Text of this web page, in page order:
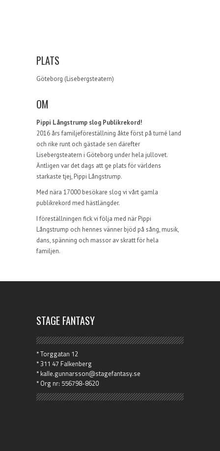
PLATS
Göteborg (Lisebergsteatern)
OM
Pippi Långstrump slog Publikrekord!
2016 års familjeföreställning åkte först på turné land
och rike runt och gästade sen därefter
Lisebergsteatern i Göteborg under hela jullovet.
Äntligen var det dags att ge plats för världens
starkaste tjej, Pippi Långstrump.
Med nära 17000 besökare slog vi vårt gamla
publikrekord med hästlängder.
I föreställningen fick vi följa med när Pippi
Långstrump och hennes vänner bjöd på sång, musik,
dans, spänning och massor av skratt för hela
familjen.
STAGE FANTASY
* Torggatan 12
* 311 47 Falkenberg
* kalle.gunnarsson@stagefantasy.se
* Org nr: 556798-8620